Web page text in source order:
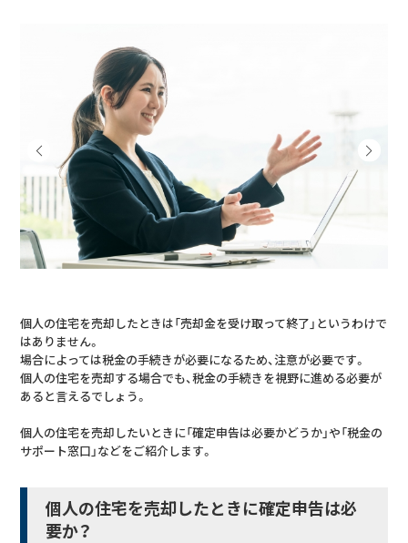
個人の住宅を売却したときは「売却金を受け取って終了」というわけで
はありません。
場合によっては税金の手続きが必要になるため、注意が必要です。
個人の住宅を売却する場合でも、税金の手続きを視野に進める必要が
あると言えるでしょう。
個人の住宅を売却したいときに「確定申告は必要かどうか」や「税金の
サポート窓口」などをご紹介します。
個人の住宅を売却したときに確定申告は必
要か？